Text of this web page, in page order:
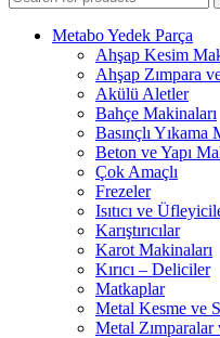
Metabo Yedek Parça
Ahşap Kesim
Ahşap Zımpara
Akülü Aletler
Bahçe Makinaları
Basınçlı Yıkama
Beton ve Yapı
Çok Amaçlı
Frezeler
Isıtıcı ve
Karıştırıcılar
Karot Makinaları
Kırıcı – Deliciler
Matkaplar
Metal Kesme ve
Metal Zımparalar